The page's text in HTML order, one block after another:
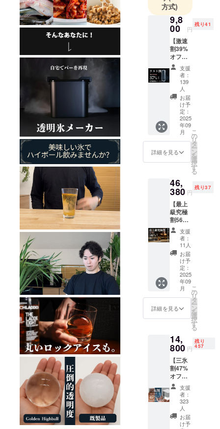
せ、香りを
加える。
ほんの少し
の手間を加
えるだけ
で、いつも
の一杯は少
しだけ特別
なものにな
もちろん、
それはプロ
が作るよう
杯ではない
けれど、自
分で作った
一杯には、
自分だけの
味がありま
す。
BARRELが届
けたいの
は、完璧な
酒ではな
く、一杯を
仕上げる楽
しさ。
グラスの中
で黄金に輝
くその一杯
が、あなた
の一日を静
かにほどく
方式)
9,8
00 円
残り41
【激速
割39%
オフ】
柱状氷
メー
カー1
台。一
般販売
予定価
15,754
円。1台
で8本の
氷を作
れま
支援
者：
139
人
お届
け予
定：
2025
年09
月
詳細を見る
こ
の
リ
タ
ー
ン
を
選
択
す
る
46,
380 円
残り37
【最上
級究極
割56%
オフ】
熟成ボ
トル2本
＋柱型
氷メー
カー1台
＋丸型
氷メー
カー1台
＋角型
氷メー
カー1台
＋おつ
モー
カー1台
＋ス
モー
カー用
ウッド
チップ6
種類。
一般販
売予定
価格
105,412
支援
者：
11人
お届
け予
定：
2025
年09
月
詳細を見る
こ
の
リ
タ
ー
ン
を
選
択
す
る
14,
800 円
残り
457
【三氷
割47%
オフ】
柱型氷
メー
カー1
台、丸
型氷
メー
支援
者：
323
人
お届
け予